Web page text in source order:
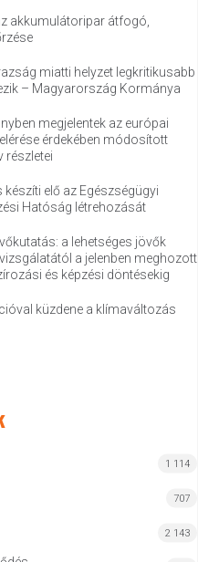
akkumulátoripar átfogó,
miatti helyzet legkritikusabb
– Magyarország Kormánya
megjelentek az európai
érdekében módosított
részletei
elő az Egészségügyi
Hatóság létrehozását
a lehetséges jövők
a jelenben meghozott
és képzési döntésekig
küzdene a klímaváltozás
1 114
707
2 143